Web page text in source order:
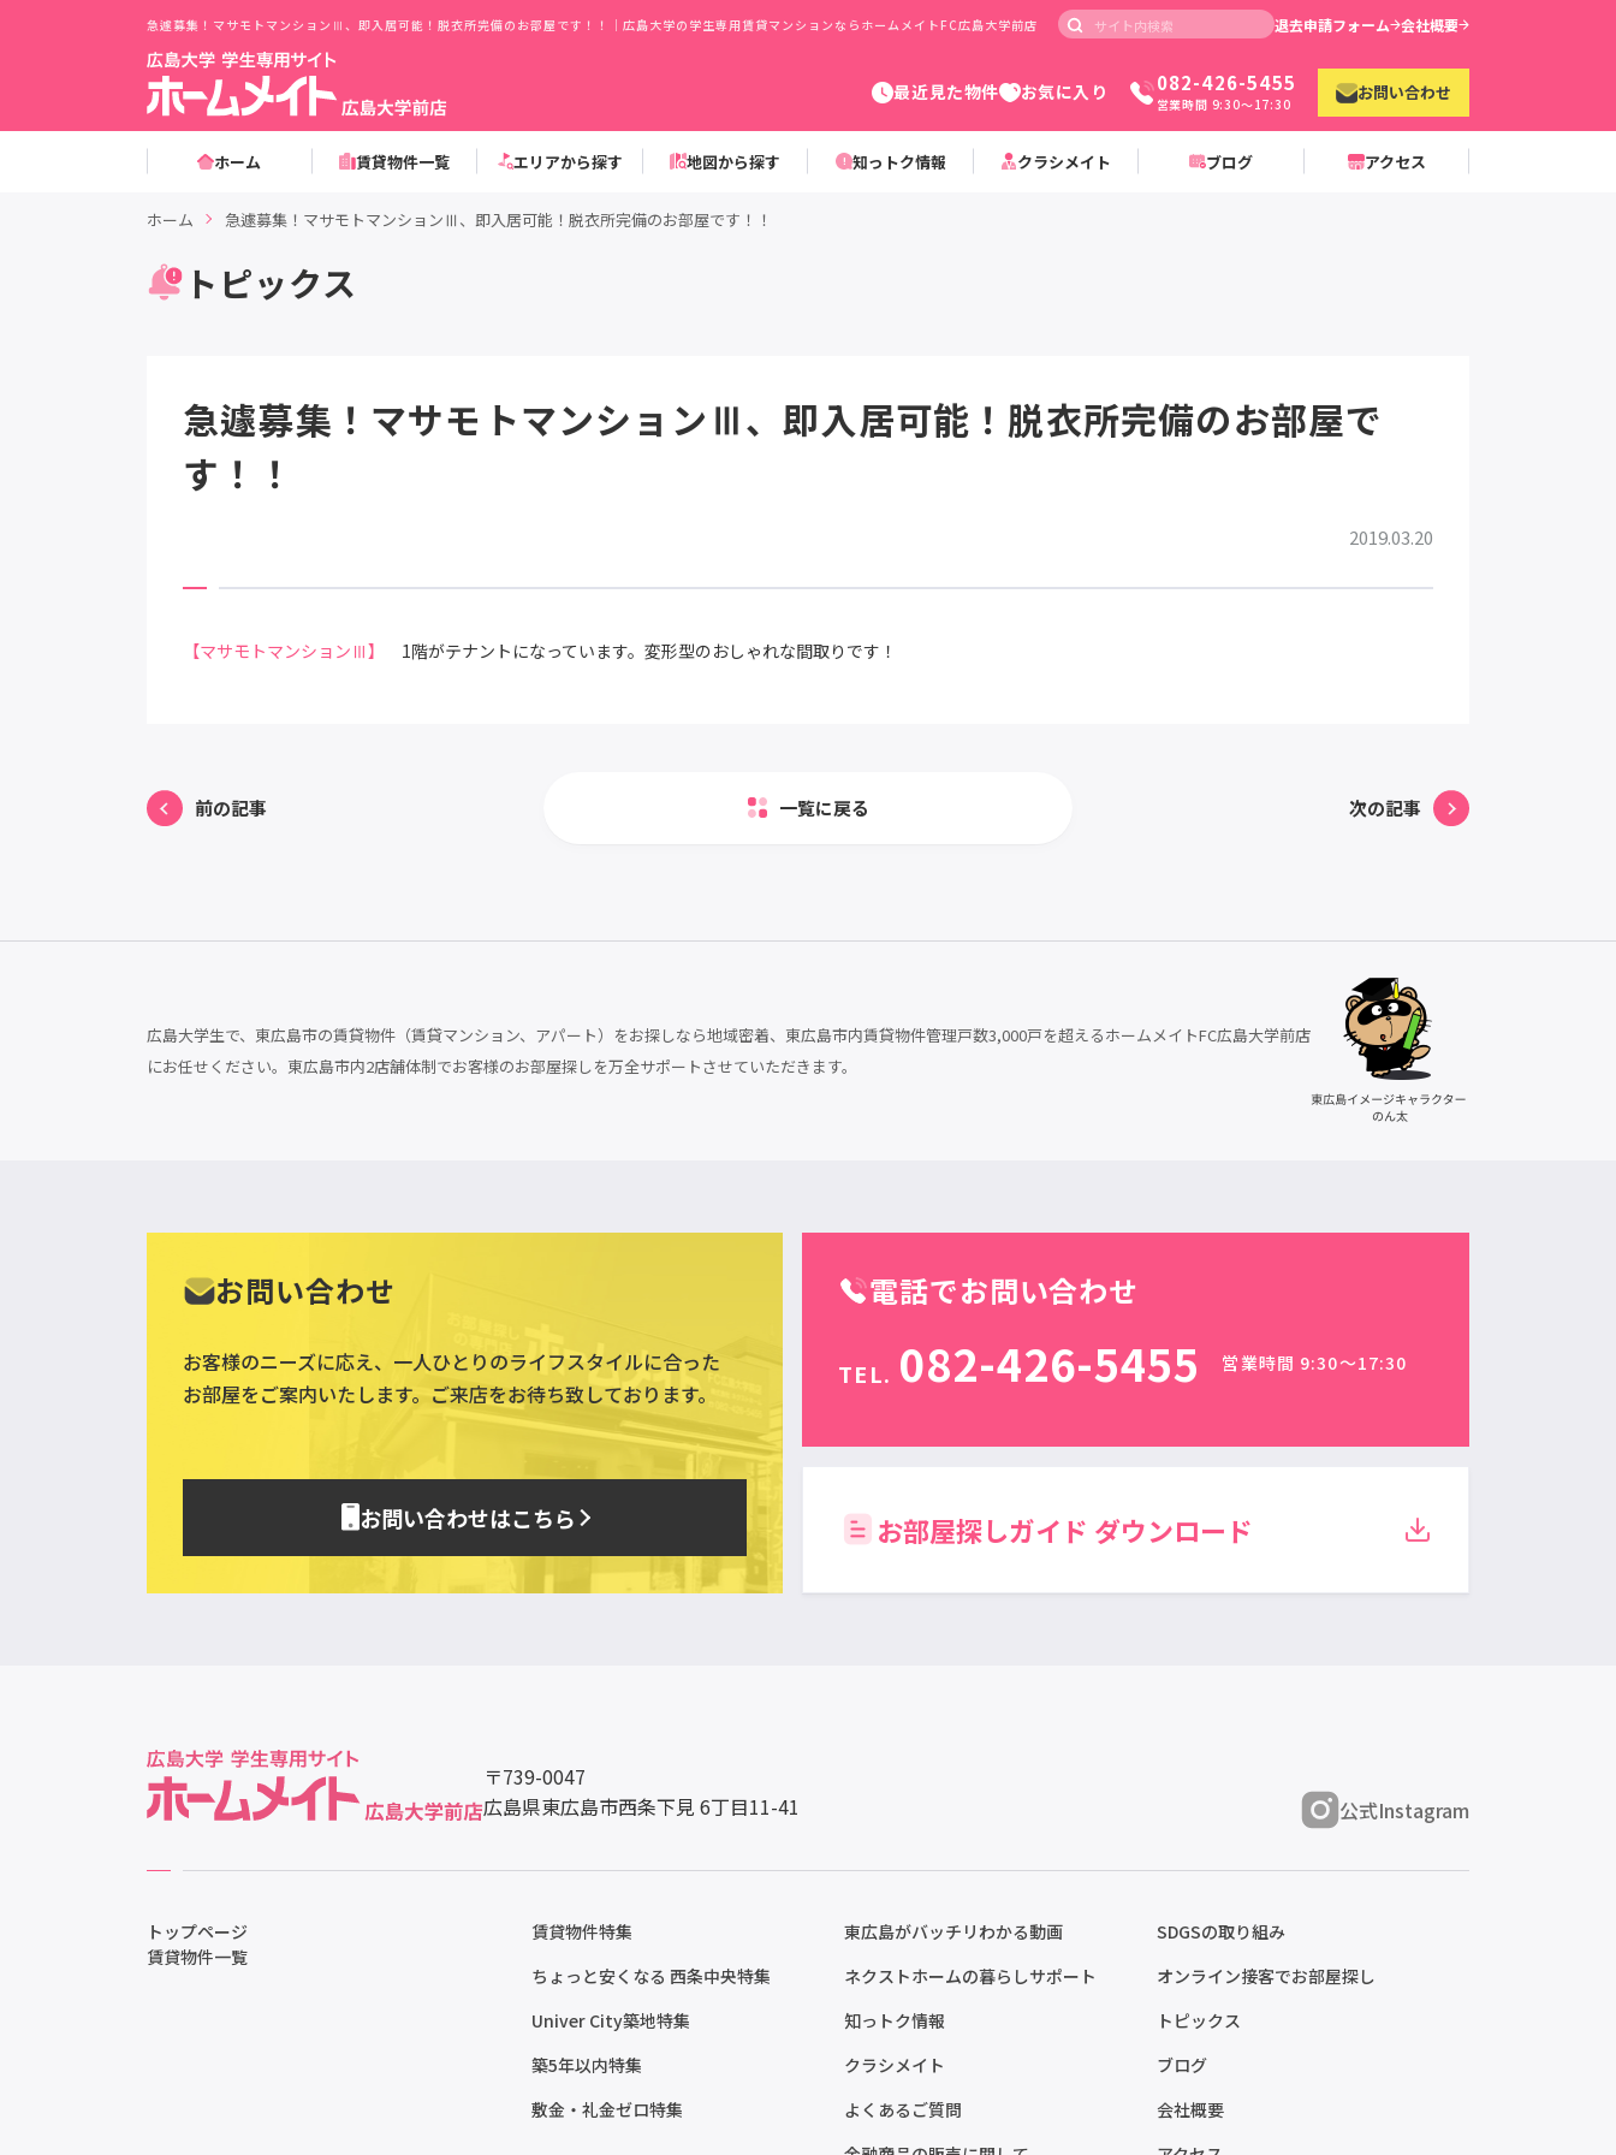
急遽募集！マサモトマンションⅢ、即入居可能！脱衣所完備のお部屋です！！｜広島大学の学生専用賃貸マンションならホームメイトFC広島大学前店 退去申請フォーム 会社概要
最近見た物件 お気に入り 082-426-5455
営業時間 9:30〜17:30
お問い合わせ
ホーム 賃貸物件一覧 エリアから探す 地図から探す 知っトク情報 クラシメイト ブログ アクセス
ホーム 急遽募集！マサモトマンションⅢ、即入居可能！脱衣所完備のお部屋です！！
トピックス
急遽募集！マサモトマンションⅢ、即入居可能！脱衣所完備のお部屋で
す！！
2019.03.20
【マサモトマンションⅢ】 1階がテナントになっています。変形型のおしゃれな間取りです！
前の記事 一覧に戻る 次の記事
広島大学生で、東広島市の賃貸物件（賃貸マンション、アパート）をお探しなら地域密着、東広島市内賃貸物件管理戸数3,000戸を超えるホームメイトFC広島大学前店
にお任せください。東広島市内2店舗体制でお客様のお部屋探しを万全サポートさせていただきます。
お問い合わせ
お客様のニーズに応え、一人ひとりのライフスタイルに合った
お部屋をご案内いたします。ご来店をお待ち致しております。
お問い合わせはこちら
電話でお問い合わせ
TEL. 082-426-5455 営業時間 9:30〜17:30
お部屋探しガイド ダウンロード
〒739-0047
広島県東広島市西条下見 6丁目11-41
公式Instagram
トップページ
賃貸物件一覧
賃貸物件特集
ちょっと安くなる 西条中央特集
Univer City築地特集
築5年以内特集
敷金・礼金ゼロ特集
東広島がバッチリわかる動画
ネクストホームの暮らしサポート
知っトク情報
クラシメイト
よくあるご質問
SDGSの取り組み
オンライン接客でお部屋探し
トピックス
ブログ
会社概要